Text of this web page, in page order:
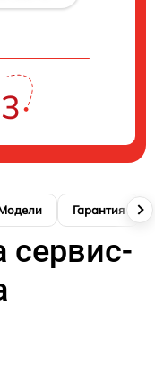
Гарантия